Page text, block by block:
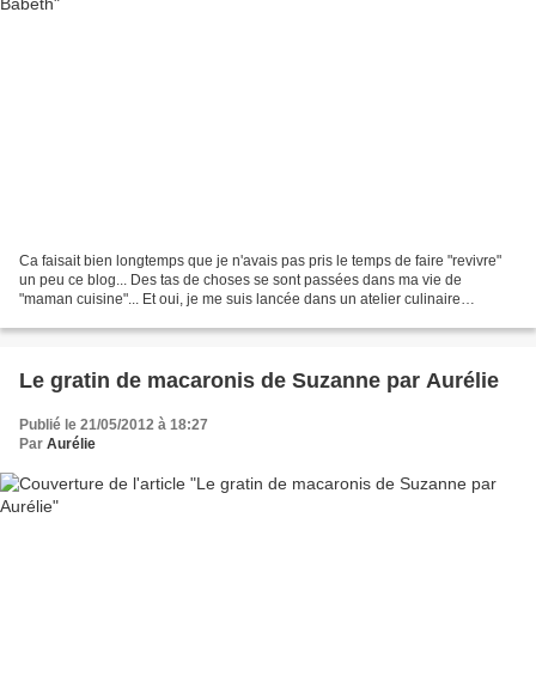
Ca faisait bien longtemps que je n'avais pas pris le temps de faire "revivre"
un peu ce blog... Des tas de choses se sont passées dans ma vie de
"maman cuisine"... Et oui, je me suis lancée dans un atelier culinaire
Le gratin de macaronis de Suzanne par Aurélie
Publié le 21/05/2012 à 18:27
Par Aurélie